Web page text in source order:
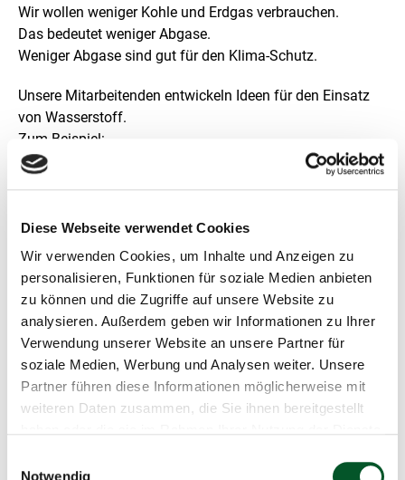
Diese Webseite verwendet Cookies
Wir verwenden Cookies, um Inhalte und Anzeigen zu
personalisieren, Funktionen für soziale Medien anbieten
zu können und die Zugriffe auf unsere Website zu
analysieren. Außerdem geben wir Informationen zu Ihrer
Verwendung unserer Website an unsere Partner für
soziale Medien, Werbung und Analysen weiter. Unsere
Partner führen diese Informationen möglicherweise mit
weiteren Daten zusammen, die Sie ihnen bereitgestellt
Notwendig
Wir wollen weniger Kohle und Erdgas verbrauchen.
Das bedeutet weniger Abgase.
Weniger Abgase sind gut für den Klima-Schutz.
Unsere Mitarbeitenden entwickeln Ideen für den Einsatz
von Wasserstoff.
Zum Beispiel:
Für künstlichen Kraftstoff.
Aber wir machen flüssigen Kraftstoff daraus.
Wir bauen eine Versuchs-Anlage für flüssigen
Wasserstoff.
Die Versuchs-Anlage entsteht in der Lausitz.
Wir testen dort die Herstellung von flüssigem Wasserstoff.
Die Lausitz ist eine Modell-Region für Wasserstoff.
Modell-Region heißt: Die Lausitz ist ein Vorbild für andere
Regionen.